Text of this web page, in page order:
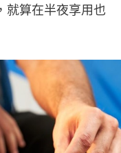
就算在半夜享用也